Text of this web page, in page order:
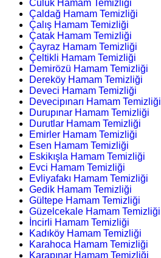
Culuk Hamam Temizliği
Çaldağ Hamam Temizliği
Çalış Hamam Temizliği
Çatak Hamam Temizliği
Çayraz Hamam Temizliği
Çeltikli Hamam Temizliği
Demirözü Hamam Temizliği
Dereköy Hamam Temizliği
Deveci Hamam Temizliği
Devecipınarı Hamam Temizliği
Durupınar Hamam Temizliği
Durutlar Hamam Temizliği
Emirler Hamam Temizliği
Esen Hamam Temizliği
Eskikışla Hamam Temizliği
Evci Hamam Temizliği
Evliyafakı Hamam Temizliği
Gedik Hamam Temizliği
Gültepe Hamam Temizliği
Güzelcekale Hamam Temizliği
İncirli Hamam Temizliği
Kadıköy Hamam Temizliği
Karahoca Hamam Temizliği
Karapınar Hamam Temizliği